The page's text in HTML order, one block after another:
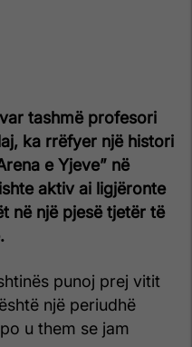
tashmë profesori
ka rrëfyer një histori
e Yjeve” në
aktiv ai ligjëronte
në një pjesë tjetër të
punoj prej vitit
një periudhë
u them se jam